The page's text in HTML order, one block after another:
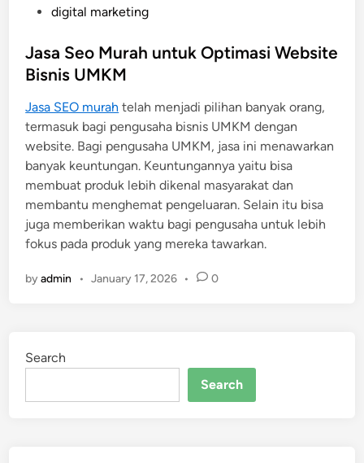
t
d
i
n
digital marketing
Jasa Seo Murah untuk Optimasi Website
Bisnis UMKM
Jasa SEO murah telah menjadi pilihan banyak orang,
termasuk bagi pengusaha bisnis UMKM dengan
website. Bagi pengusaha UMKM, jasa ini menawarkan
banyak keuntungan. Keuntungannya yaitu bisa
membuat produk lebih dikenal masyarakat dan
membantu menghemat pengeluaran. Selain itu bisa
juga memberikan waktu bagi pengusaha untuk lebih
fokus pada produk yang mereka tawarkan.
byadmin • January 17, 2026 • 0
Search
Search